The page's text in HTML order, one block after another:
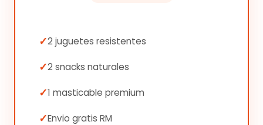
2 juguetes resistentes
2 snacks naturales
1 masticable premium
Envio gratis RM